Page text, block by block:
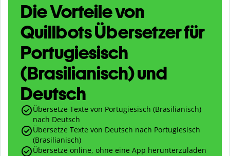
Die Vorteile von
Quillbots Übersetzer für
Portugiesisch
(Brasilianisch) und
Deutsch
Übersetze Texte von Portugiesisch (Brasilianisch)
nach Deutsch
Übersetze Texte von Deutsch nach Portugiesisch
(Brasilianisch)
Übersetze online, ohne eine App herunterzuladen